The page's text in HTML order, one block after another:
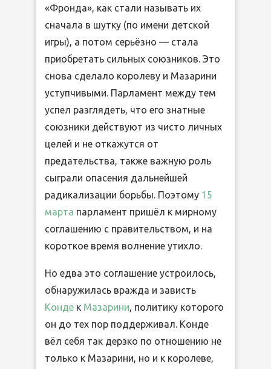
«Фронда», как стали называть их
сначала в шутку (по имени детской
игры), а потом серьёзно — стала
приобретать сильных союзников. Это
снова сделало королеву и Мазарини
уступчивыми. Парламент между тем
успел разглядеть, что его знатные
союзники действуют из чисто личных
целей и не откажутся от
предательства, также важную роль
сыграли опасения дальнейшей
радикализации борьбы. Поэтому 15
марта парламент пришёл к мирному
соглашению с правительством, и на
короткое время волнение утихло.
Но едва это соглашение устроилось,
обнаружилась вражда и зависть
Конде к Мазарини, политику которого
он до тех пор поддерживал. Конде
вёл себя так дерзко по отношению не
только к Мазарини, но и к королеве,